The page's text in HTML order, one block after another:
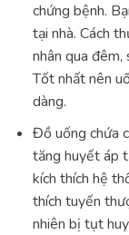
chứng bệnh.
tại nhà. Cách
nhân qua
Tốt nhất nên
dàng.
Đồ uống chứa
tăng huyết áp
kích thích hệ
thích tuyến
nhiên bị tụt